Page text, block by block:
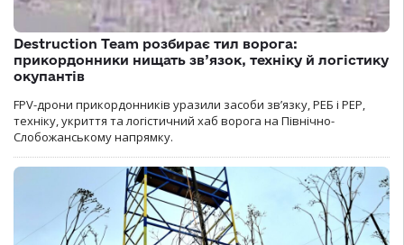
Destruction Team розбирає тил ворога:
прикордонники нищать зв’язок, техніку й логістику
окупантів
FPV-дрони прикордонників уразили засоби зв’язку, РЕБ і РЕР,
техніку, укриття та логістичний хаб ворога на Північно-
Слобожанському напрямку.